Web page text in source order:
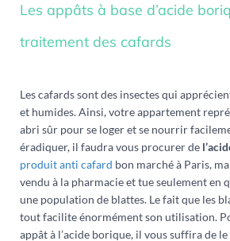
Les appâts à base d’acide
traitement des cafards
Les cafards sont des insectes qui
et humides. Ainsi, votre appartement
abri sûr pour se loger et se nourrir
éradiquer, il faudra vous procurer de
produit anti cafard bon marché à Paris,
vendu à la pharmacie et tue seulement en
une population de blattes. Le fait que les
tout facilite énormément son utilisation.
appât à l’acide borique, il vous suffira de